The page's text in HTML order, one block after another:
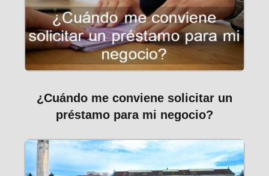
¿Cuándo me conviene solicitar un
préstamo para mi negocio?